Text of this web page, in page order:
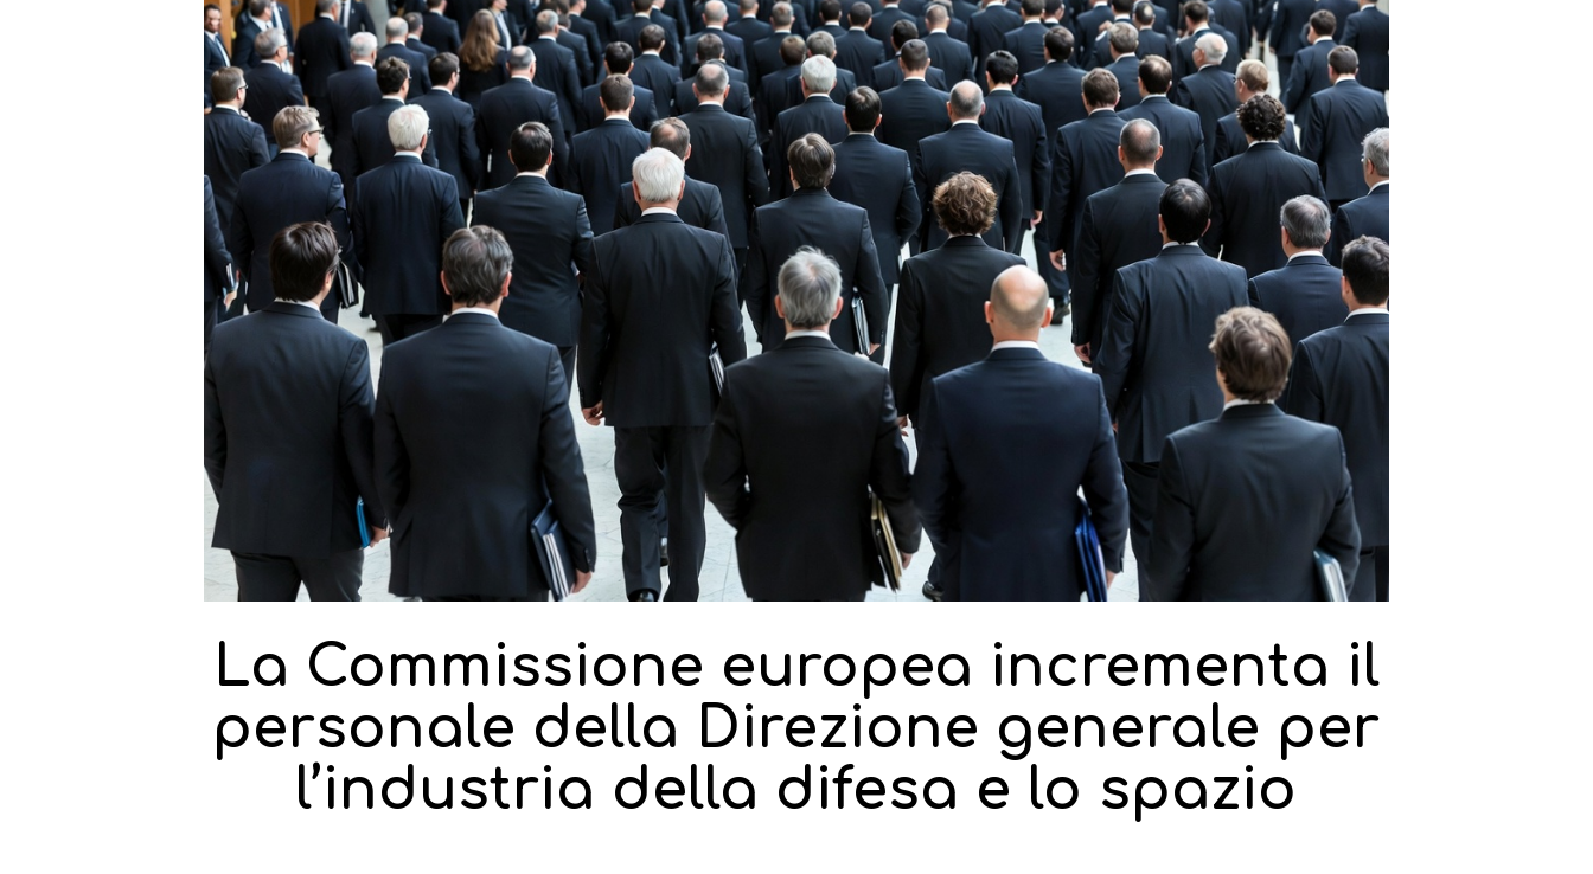
La Commissione europea incrementa il
personale della Direzione generale per
l’industria della difesa e lo spazio